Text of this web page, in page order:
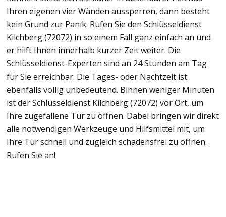
Ihren eigenen vier Wänden aussperren, dann besteht
kein Grund zur Panik. Rufen Sie den Schlüsseldienst
Kilchberg (72072) in so einem Fall ganz einfach an und
er hilft Ihnen innerhalb kurzer Zeit weiter. Die
Schlüsseldienst-Experten sind an 24 Stunden am Tag
für Sie erreichbar. Die Tages- oder Nachtzeit ist
ebenfalls völlig unbedeutend. Binnen weniger Minuten
ist der Schlüsseldienst Kilchberg (72072) vor Ort, um
Ihre zugefallene Tür zu öffnen. Dabei bringen wir direkt
alle notwendigen Werkzeuge und Hilfsmittel mit, um
Ihre Tür schnell und zugleich schadensfrei zu öffnen.
Rufen Sie an!